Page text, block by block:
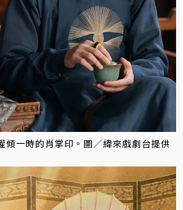
傾一時的肖掌印。圖／緯來戲劇台提供